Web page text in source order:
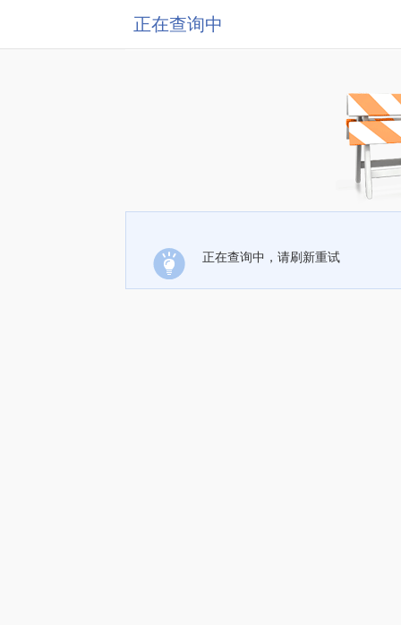
正在查询中
正在查询中，请刷新重试